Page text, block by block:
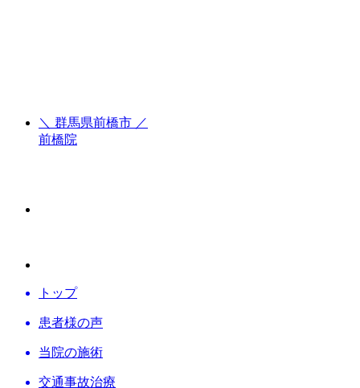
＼ 群馬県前橋市 ／
前橋院
トップ
患者様の声
当院の施術
交通事故治療